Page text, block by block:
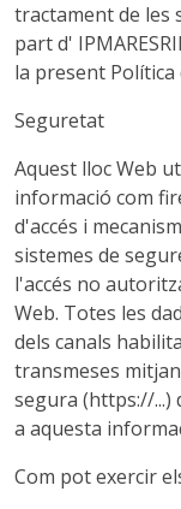
tractament de les
part d'
la present Política
Seguretat
Aquest lloc Web
informació com
d'accés i
sistemes de
l'accés no
Web. Totes les
dels canals
transmeses
segura (https://...)
a aquesta
Com pot exercir